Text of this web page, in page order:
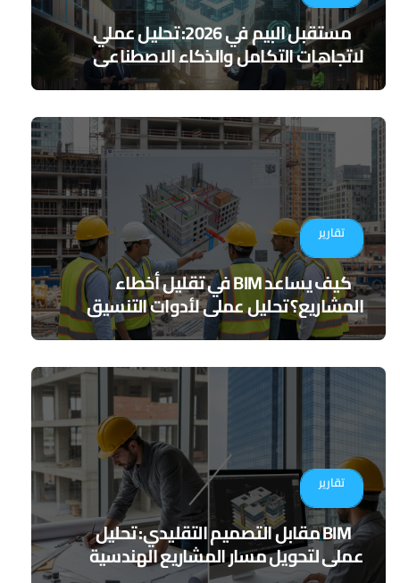
مستقبل البيم في 2026: تحليل عملي
لاتجاهات التكامل والذكاء الاصطناعي
تقارير
كيف يساعد BIM في تقليل أخطاء
المشاريع؟ تحليل عملي لأدوات التنسيق
الرقمي
تقارير
BIM مقابل التصميم التقليدي: تحليل
عملي لتحويل مسار المشاريع الهندسية